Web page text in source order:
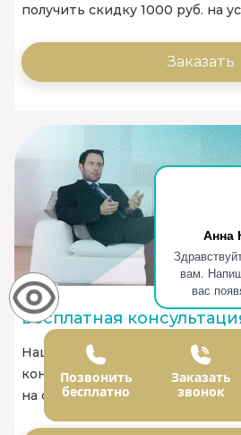
Анна
вам.
вас
получить скидку 1000 руб. на
Заказать
Бесплатная
Наши специалисты оказывают
консультацию по телефону
на сайте.
Позвонить
бесплатно
Заказать
звонок